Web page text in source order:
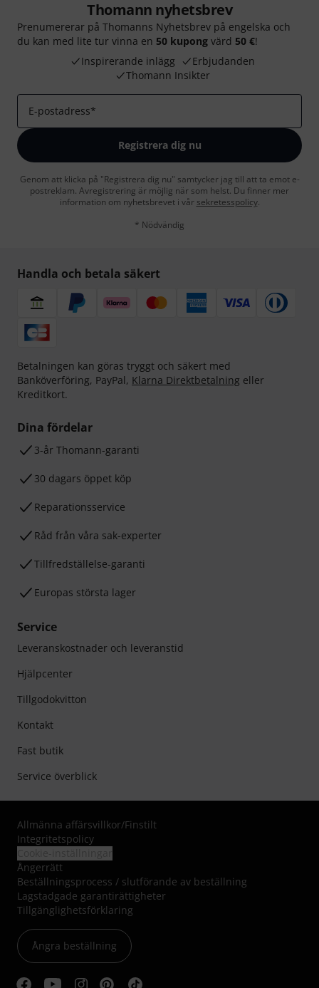
Thomann nyhetsbrev
Prenumererar på Thomanns Nyhetsbrev på engelska och
du kan med lite tur vinna en 50 kupong värd 50 €!
Inspirerande inlägg
Erbjudanden
Thomann Insikter
E-postadress*
Registrera dig nu
Genom att klicka på "Registrera dig nu" samtycker jag till att ta emot e-
postreklam. Avregistrering är möjlig när som helst. Du finner mer
information om nyhetsbrevet i vår sekretesspolicy.
* Nödvändig
Handla och betala säkert
Betalningen kan göras tryggt och säkert med
Banköverföring, PayPal, Klarna Direktbetalning eller
Kreditkort.
Dina fördelar
3-år Thomann-garanti
30 dagars öppet köp
Reparationsservice
Råd från våra sak-experter
Tillfredställelse-garanti
Europas största lager
Service
Leveranskostnader och leveranstid
Hjälpcenter
Tillgodokvitton
Kontakt
Fast butik
Service överblick
Allmänna affärsvillkor/Finstilt
Integritetspolicy
Ångerrätt
Beställningsprocess / slutförande av beställning
Lagstadgade garantirättigheter
Tillgänglighetsförklaring
Ångra beställning